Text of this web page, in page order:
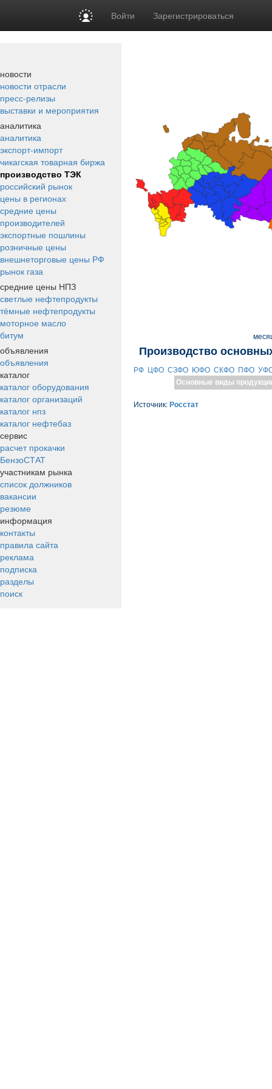
Войти Зарегистрироваться
новости
новости отрасли
пресс-релизы
выставки и мероприятия
аналитика
аналитика
экспорт-импорт
чикагская товарная биржа
производство ТЭК
российский рынок
цены в регионах
средние цены
производителей
экспортные пошлины
розничные цены
внешнеторговые цены РФ
рынок газа
средние цены НПЗ
светлые нефтепродукты
тёмные нефтепродукты
моторное масло
битум
объявления
объявления
каталог
каталог оборудования
каталог организаций
каталог нпз
каталог нефтебаз
сервис
расчет прокачки
БензоСТАТ
участникам рынка
список должников
вакансии
резюме
информация
контакты
правила сайта
реклама
подписка
разделы
поиск
Производство
РФ ЦФО СЗФО ЮФО СКФО ПФО
Основные виды
Источник: Росстат